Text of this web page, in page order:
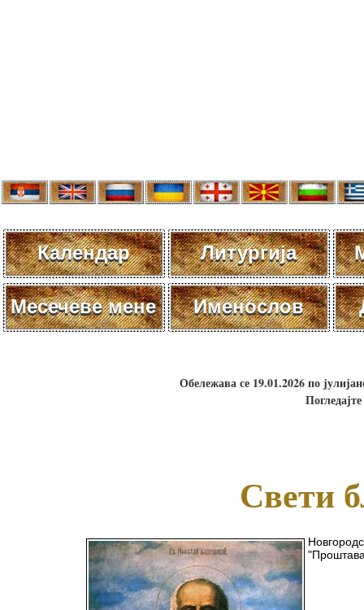
Календар Литургија
Месечеве мене Именослов
Обележава се 19.01.2026 по
Свети